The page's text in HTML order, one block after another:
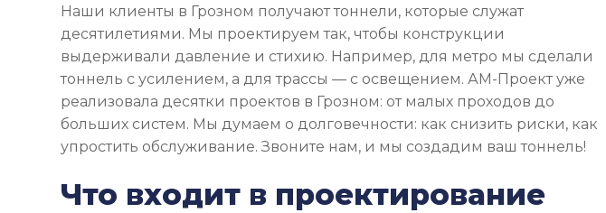
Наши клиенты в Грозном получают тоннели, которые служат
десятилетиями. Мы проектируем так, чтобы конструкции
выдерживали давление и стихию. Например, для метро мы сделали
тоннель с усилением, а для трассы — с освещением. АМ-Проект уже
реализовала десятки проектов в Грозном: от малых проходов до
больших систем. Мы думаем о долговечности: как снизить риски, как
упростить обслуживание. Звоните нам, и мы создадим ваш тоннель!
Что входит в проектирование